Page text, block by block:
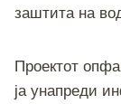
заштита на
Проектот
ја унапреди